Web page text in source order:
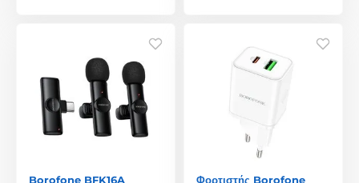
Borofone BFK16A
Φορτιστής Borofone